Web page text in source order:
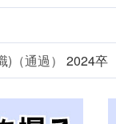
（通過）
2024卒